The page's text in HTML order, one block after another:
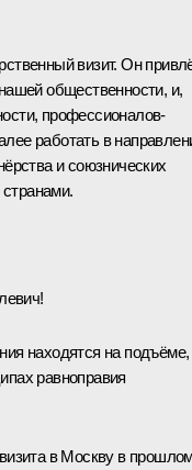
визит. Он
общественности, и,
профессионалов-
работать в
и союзнических
находятся на подъёме,
равноправия
в Москву в